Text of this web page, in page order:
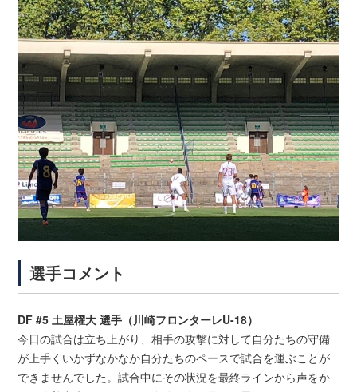
選手コメント
DF #5 土屋櫂大 選手（川崎フロンターレU-18）
今日の試合は立ち上がり、相手の攻撃に対して自分たちの守備
が上手くいかずなかなか自分たちのペースで試合を運ぶことが
できませんでした。試合中にその状況を最終ラインから声をか